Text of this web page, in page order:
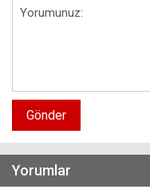
Gönder
Yorumlar